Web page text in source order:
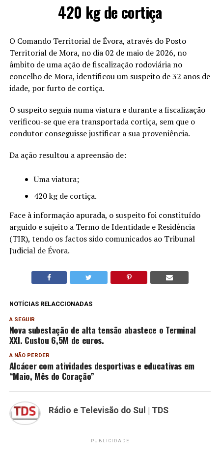
420 kg de cortiça
O Comando Territorial de Évora, através do Posto
Territorial de Mora, no dia 02 de maio de 2026, no
âmbito de uma ação de fiscalização rodoviária no
concelho de Mora, identificou um suspeito de 32 anos de
idade, por furto de cortiça.
O suspeito seguia numa viatura e durante a fiscalização
verificou-se que era transportada cortiça, sem que o
condutor conseguisse justificar a sua proveniência.
Da ação resultou a apreensão de:
Uma viatura;
420 kg de cortiça.
Face à informação apurada, o suspeito foi constituído
arguido e sujeito a Termo de Identidade e Residência
(TIR), tendo os factos sido comunicados ao Tribunal
Judicial de Évora.
NOTÍCIAS RELACCIONADAS
A SEGUIR
Nova subestação de alta tensão abastece o Terminal
XXI. Custou 6,5M de euros.
A NÃO PERDER
Alcácer com atividades desportivas e educativas em
“Maio, Mês do Coração”
Rádio e Televisão do Sul | TDS
PUBLICIDADE